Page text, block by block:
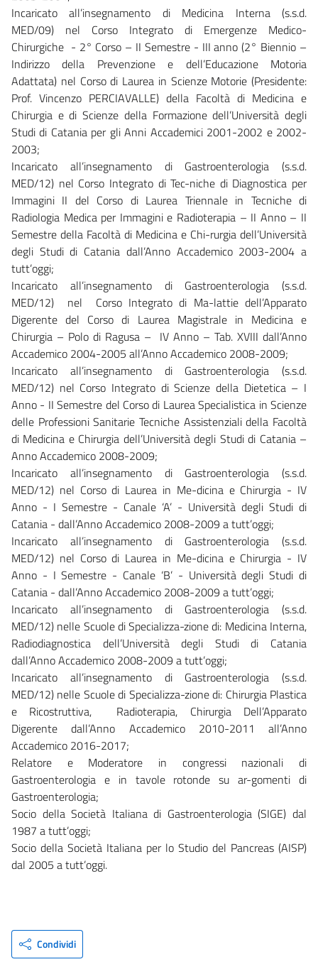
Incaricato all’insegnamento di Medicina Interna (s.s.d.
MED/09) nel Corso Integrato di Emergenze Medico-
Chirurgiche - 2° Corso – II Semestre - III anno (2° Biennio –
Indirizzo della Prevenzione e dell’Educazione Motoria
Adattata) nel Corso di Laurea in Scienze Motorie (Presidente:
Prof. Vincenzo PERCIAVALLE) della Facoltà di Medicina e
Chirurgia e di Scienze della Formazione dell’Università degli
Studi di Catania per gli Anni Accademici 2001-2002 e 2002-
2003;
Incaricato all’insegnamento di Gastroenterologia (s.s.d.
MED/12) nel Corso Integrato di Tec-niche di Diagnostica per
Immagini II del Corso di Laurea Triennale in Tecniche di
Radiologia Medica per Immagini e Radioterapia – II Anno – II
Semestre della Facoltà di Medicina e Chi-rurgia dell’Università
degli Studi di Catania dall’Anno Accademico 2003-2004 a
tutt’oggi;
Incaricato all’insegnamento di Gastroenterologia (s.s.d.
MED/12) nel Corso Integrato di Ma-lattie dell’Apparato
Digerente del Corso di Laurea Magistrale in Medicina e
Chirurgia – Polo di Ragusa – IV Anno – Tab. XVIII dall’Anno
Accademico 2004-2005 all’Anno Accademico 2008-2009;
Incaricato all’insegnamento di Gastroenterologia (s.s.d.
MED/12) nel Corso Integrato di Scienze della Dietetica – I
Anno - II Semestre del Corso di Laurea Specialistica in Scienze
delle Professioni Sanitarie Tecniche Assistenziali della Facoltà
di Medicina e Chirurgia dell’Università degli Studi di Catania –
Anno Accademico 2008-2009;
Incaricato all’insegnamento di Gastroenterologia (s.s.d.
MED/12) nel Corso di Laurea in Me-dicina e Chirurgia - IV
Anno - I Semestre - Canale ‘A’ - Università degli Studi di
Catania - dall’Anno Accademico 2008-2009 a tutt’oggi;
Incaricato all’insegnamento di Gastroenterologia (s.s.d.
MED/12) nel Corso di Laurea in Me-dicina e Chirurgia - IV
Anno - I Semestre - Canale ‘B’ - Università degli Studi di
Catania - dall’Anno Accademico 2008-2009 a tutt’oggi;
Incaricato all’insegnamento di Gastroenterologia (s.s.d.
MED/12) nelle Scuole di Specializza-zione di: Medicina Interna,
Radiodiagnostica dell’Università degli Studi di Catania
dall’Anno Accademico 2008-2009 a tutt’oggi;
Incaricato all’insegnamento di Gastroenterologia (s.s.d.
MED/12) nelle Scuole di Specializza-zione di: Chirurgia Plastica
e Ricostruttiva, Radioterapia, Chirurgia Dell’Apparato
Digerente dall’Anno Accademico 2010-2011 all’Anno
Accademico 2016-2017;
Relatore e Moderatore in congressi nazionali di
Gastroenterologia e in tavole rotonde su ar-gomenti di
Gastroenterologia;
Socio della Società Italiana di Gastroenterologia (SIGE) dal
1987 a tutt’oggi;
Socio della Società Italiana per lo Studio del Pancreas (AISP)
dal 2005 a tutt’oggi.
Condividi